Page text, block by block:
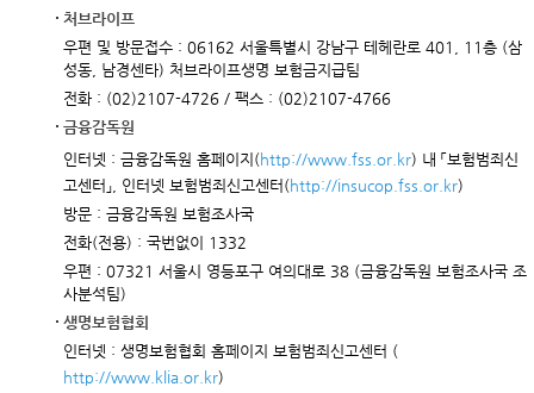
처브라이프
우편 및 방문접수 : 06162 서울특별시 강남구 테헤란로 401, 11층 (삼
성동, 남경센타) 처브라이프생명 보험금지급팀
전화 : (02)2107-4726 / 팩스 : (02)2107-4766
금융감독원
인터넷 : 금융감독원 홈페이지(http://www.fss.or.kr) 내 「보험범죄신
고센터」, 인터넷 보험범죄신고센터(http://insucop.fss.or.kr)
방문 : 금융감독원 보험조사국
전화(전용) : 국번없이 1332
우편 : 07321 서울시 영등포구 여의대로 38 (금융감독원 보험조사국 조
사분석팀)
생명보험협회
인터넷 : 생명보험협회 홈페이지 보험범죄신고센터 (
http://www.klia.or.kr)